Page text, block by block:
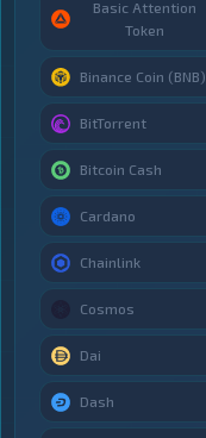
Basic Attention
Token
Binance Coin (BNB)
BitTorrent
Bitcoin Cash
Cardano
Chainlink
Cosmos
Dai
Dash